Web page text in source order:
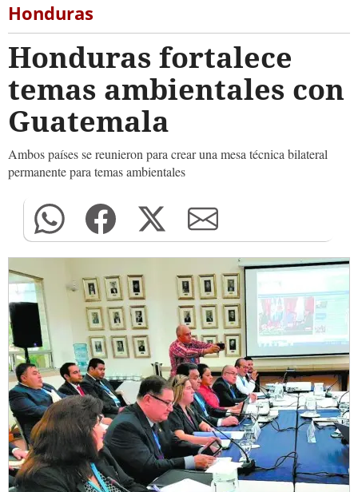
Honduras
Honduras fortalece
temas ambientales con
Guatemala
Ambos países se reunieron para crear una mesa técnica bilateral
permanente para temas ambientales